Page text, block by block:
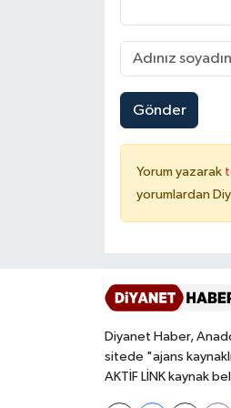
Gönder
Yorum yazarak
yorumlardan
Diyanet Haber,
sitede "ajans
AKTİF LİNK kaynak
Malatya Müftülüğü
Manisa Müftülüğü
Mardin Müftülüğü
Muğla Müftülüğü
Muş Müftülüğü